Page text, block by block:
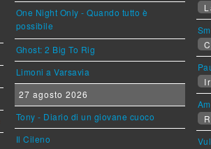
One Night Only - Quando tutto è
possibile
Ghost: 2 Big To Rig
Limoni a Varsavia
27 agosto 2026
Tony - Diario di un giovane cuoco
Il Cileno